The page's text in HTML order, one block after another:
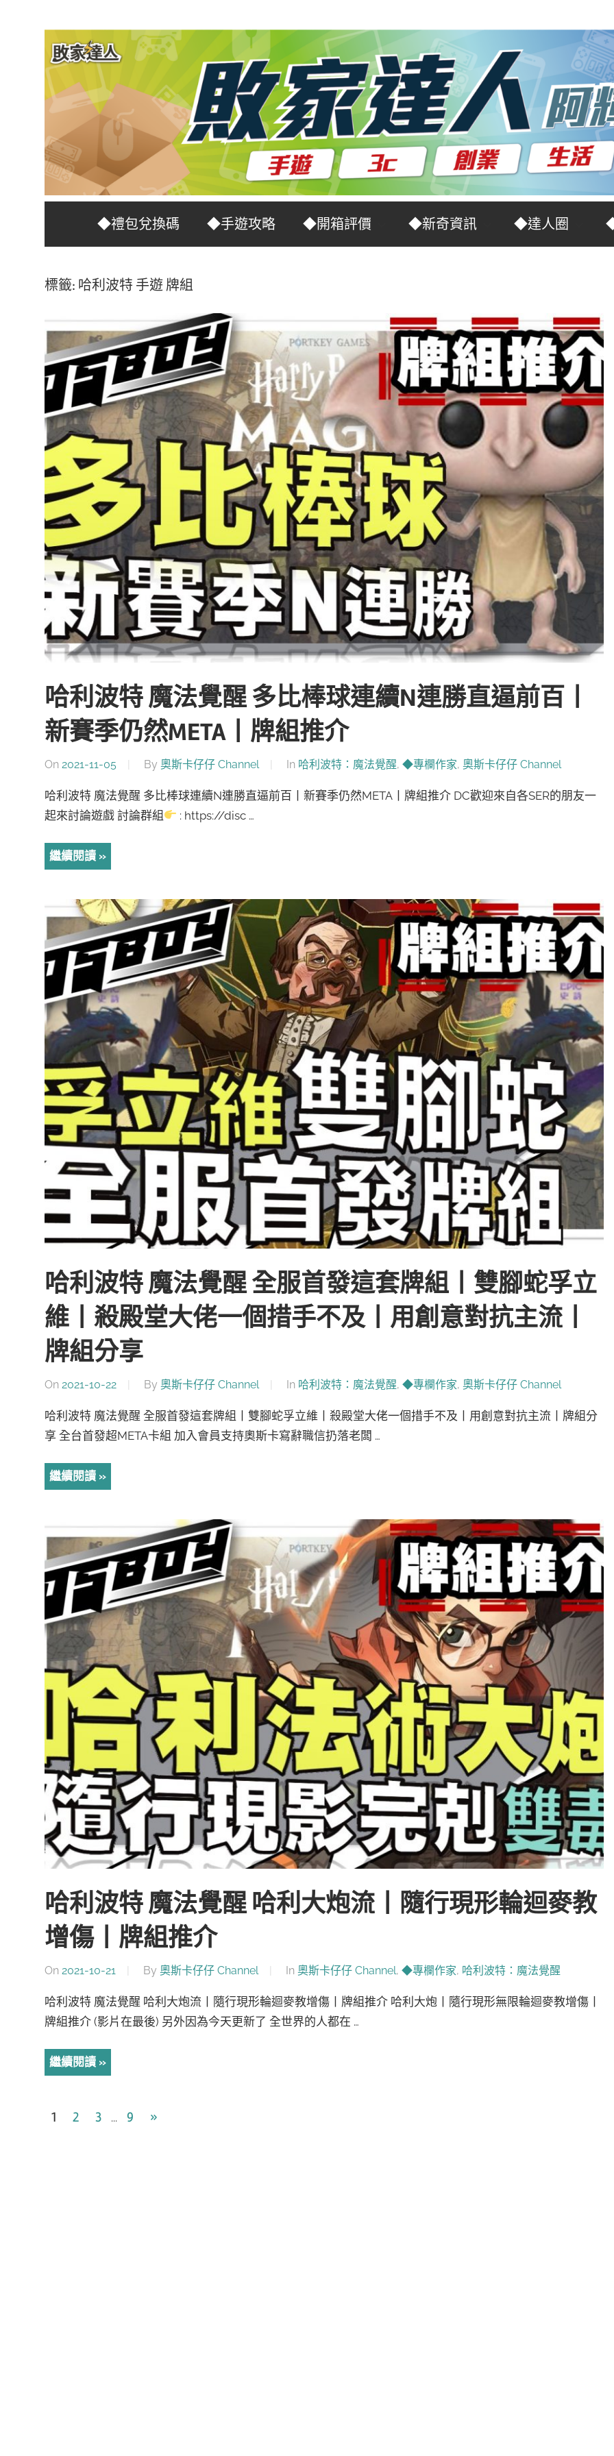
家
達
人
推
薦
No.1
戲
技
自
媒
體。
◆禮包兌換碼 ◆手遊攻略 ◆開箱評價 ◆新奇資訊 ◆達人圈
標籤: 哈利波特 手遊 牌組
哈利波特 魔法覺醒 多比棒球連續N連勝直逼前百丨
新賽季仍然META丨牌組推介
On 2021-11-05 By 奧斯卡仔仔 Channel In 哈利波特：魔法覺醒, ◆專欄作家, 奧斯卡仔仔 Channel
哈利波特 魔法覺醒 多比棒球連續N連勝直逼前百丨新賽季仍然META丨牌組推介 DC歡迎來自各SER的朋友一
起來討論遊戲 討論群組
: https://disc …
繼續閱讀
哈利波特 魔法覺醒 全服首發這套牌組丨雙腳蛇孚立
維丨殺殿堂大佬一個措手不及丨用創意對抗主流丨
牌組分享
On 2021-10-22 By 奧斯卡仔仔 Channel In 哈利波特：魔法覺醒, ◆專欄作家, 奧斯卡仔仔 Channel
哈利波特 魔法覺醒 全服首發這套牌組丨雙腳蛇孚立維丨殺殿堂大佬一個措手不及丨用創意對抗主流丨牌組分
享 全台首發超META卡組 加入會員支持奧斯卡寫辭職信扔落老闆 …
繼續閱讀
哈利波特 魔法覺醒 哈利大炮流丨隨行現形輪迴麥教
增傷丨牌組推介
On 2021-10-21 By 奧斯卡仔仔 Channel In 奧斯卡仔仔 Channel, ◆專欄作家, 哈利波特：魔法覺醒
哈利波特 魔法覺醒 哈利大炮流丨隨行現形輪迴麥教增傷丨牌組推介 哈利大炮丨隨行現形無限輪迴麥教增傷丨
牌組推介 (影片在最後) 另外因為今天更新了 全世界的人都在 …
繼續閱讀
文
1 2 3 ... 9
Next
»